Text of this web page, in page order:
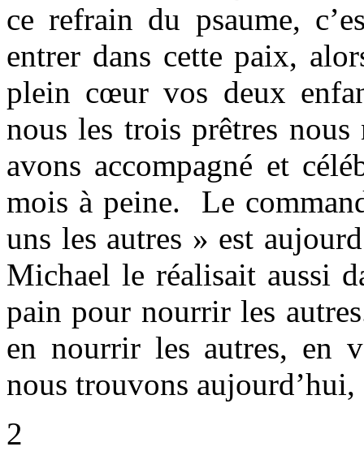
ce refrain du psaume,
entrer dans cette paix,
plein cœur vos deux
nous les trois prêtres
avons accompagné et
mois à peine. Le
uns les autres » est
Michael le réalisait aussi
pain pour nourrir les
en nourrir les autres, en
nous trouvons
2